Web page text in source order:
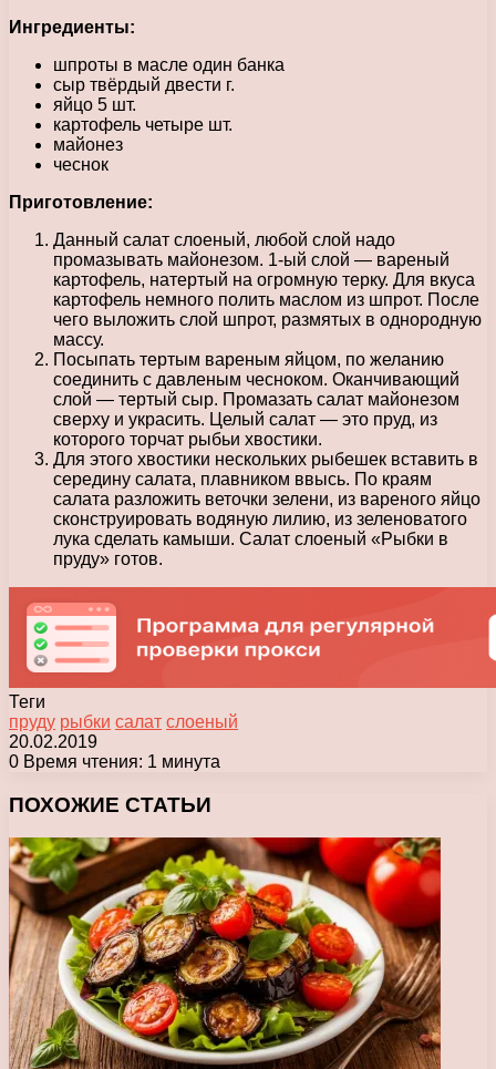
Ингредиенты:
шпроты в масле один банка
сыр твёрдый двести г.
яйцо 5 шт.
картофель четыре шт.
майонез
чеснок
Приготовление:
Данный салат слоеный, любой слой надо
промазывать майонезом. 1-ый слой — вареный
картофель, натертый на огромную терку. Для вкуса
картофель немного полить маслом из шпрот. После
чего выложить слой шпрот, размятых в однородную
массу.
Посыпать тертым вареным яйцом, по желанию
соединить с давленым чесноком. Оканчивающий
слой — тертый сыр. Промазать салат майонезом
сверху и украсить. Целый салат — это пруд, из
которого торчат рыбьи хвостики.
Для этого хвостики нескольких рыбешек вставить в
середину салата, плавником ввысь. По краям
салата разложить веточки зелени, из вареного яйцо
сконструировать водяную лилию, из зеленоватого
лука сделать камыши. Салат слоеный «Рыбки в
пруду» готов.
Теги
пруду рыбки салат слоеный
20.02.2019
0 Время чтения: 1 минута
ПОХОЖИЕ СТАТЬИ